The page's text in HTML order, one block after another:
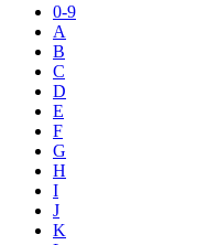
0-9
A
B
C
D
E
F
G
H
I
J
K